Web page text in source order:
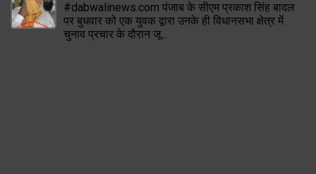
#dabwalinews.com पंजाब के सीएम प्रकाश सिंह बादल
पर बुधवार को एक युवक द्वारा उनके ही विधानसभा क्षेत्र में
चुनाव प्रचार के दौरान जू...